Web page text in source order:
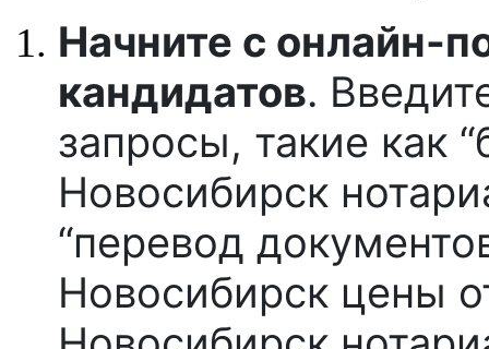
Начните с онлайн-
кандидатов.
запросы, такие как
Новосибирск
“перевод
Новосибирск цены